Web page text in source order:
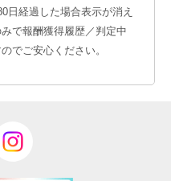
日経過した場合表示が消え
で報酬獲得履歴／判定中
でご安心ください。